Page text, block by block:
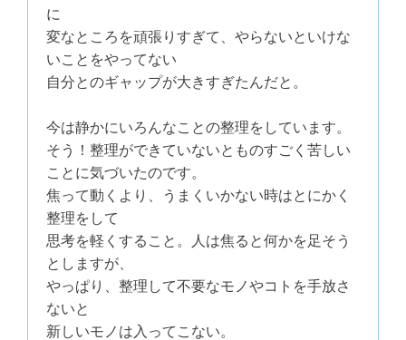
に
変なところを頑張りすぎて、やらないといけな
いことをやってない
自分とのギャップが大きすぎたんだと。
今は静かにいろんなことの整理をしています。
そう！整理ができていないとものすごく苦しい
ことに気づいたのです。
焦って動くより、うまくいかない時はとにかく
整理をして
思考を軽くすること。人は焦ると何かを足そう
としますが、
やっぱり、整理して不要なモノやコトを手放さ
ないと
新しいモノは入ってこない。